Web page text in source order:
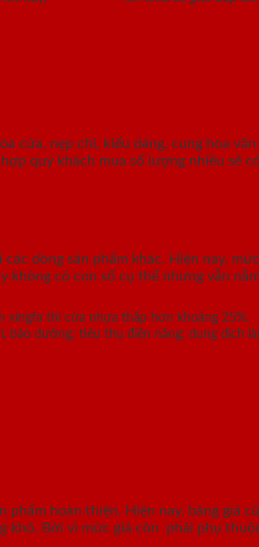
cửa, nẹp chỉ, kiểu dáng, cung hoa
quý khách mua số lượng nhiều sẽ
dòng sản phẩm khác. Hiện nay,
không có con số cụ thể nhưng vẫn
xingfa thì cửa nhựa thấp hơn khoảng 25%.
dưỡng; tiêu thụ điện năng; dung dịch
hoàn thiện. Hiện nay, bảng giá
khó. Bởi vì mức giá còn phải phụ